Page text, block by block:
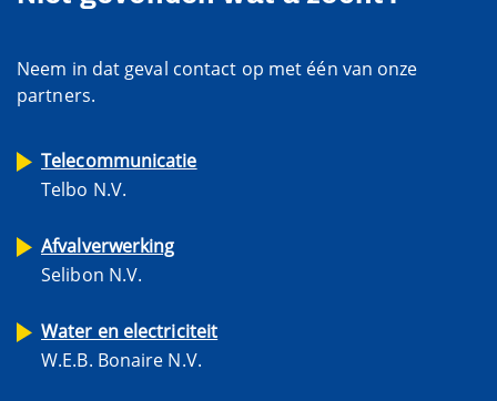
Neem in dat geval contact op met één van onze
partners.
Telecommunicatie
Telbo N.V.
Afvalverwerking
Selibon N.V.
Water en electriciteit
W.E.B. Bonaire N.V.